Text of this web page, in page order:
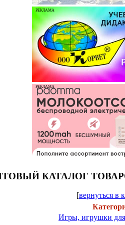
РЕКЛАМА
РЕКЛАМА
КАТАЛОГ
[вернуться в
Игры, игрушки для